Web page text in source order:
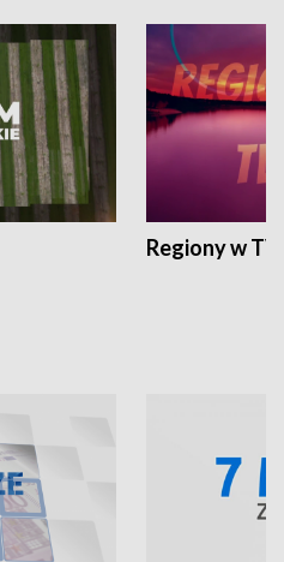
Regiony w